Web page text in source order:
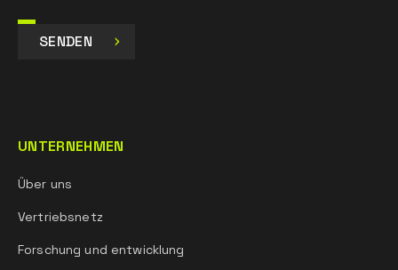
SENDEN
UNTERNEHMEN
Über uns
Vertriebsnetz
Forschung und entwicklung